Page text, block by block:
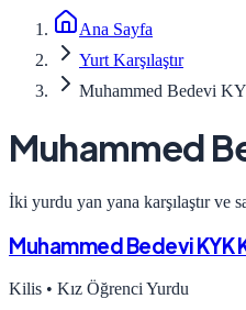
Ana Sayfa
Yurt Karşılaştır
Muhammed Bedevi
Muhammed
İki yurdu yan yana karşılaştır ve
Muhammed Bedevi KYK
Kilis • Kız Öğrenci Yurdu